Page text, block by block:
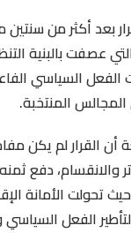
بعد أكثر من سنتين
عصفت بالبنية
السياسي
المنتخبة.
القرار لم يكن
والانقسام، دفع
تحولت الأمانة
الفعل السياسي